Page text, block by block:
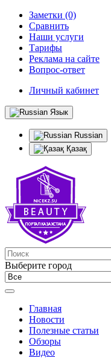
Заметки (0)
Сравнить
Наши услуги
Тарифы
Реклама на сайте
Вопрос-ответ
Личный кабинет
Язык
Russian
Қазақ
Выберите город
Главная
Новости
Полезные статьи
Обзоры
Видео